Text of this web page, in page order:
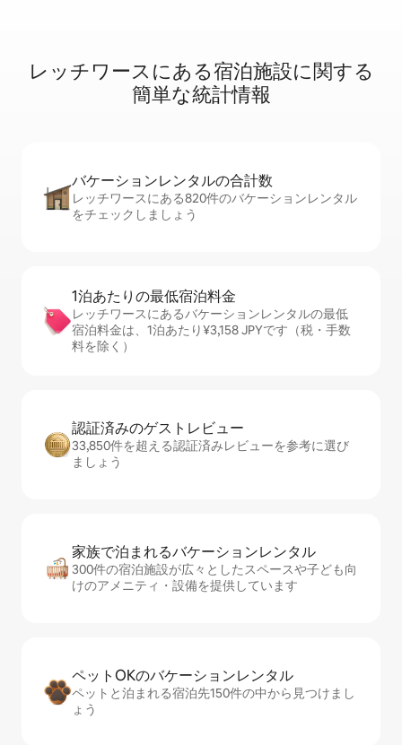
レッチワースに⁠あ⁠る宿⁠泊⁠施⁠設⁠に関⁠す⁠る
簡⁠単⁠な統⁠計⁠情⁠報
バケーションレ⁠ン⁠タ⁠ル⁠の合⁠計⁠数
レッチワースにある820件のバケーションレンタル
をチェックしましょう
1泊あたりの最⁠低⁠宿⁠泊⁠料⁠金
レッチワースにあるバケーションレンタルの最低
宿泊料金は、1泊あたり¥3,158 JPYです（税・手数
料を除く）
認証済みのゲ⁠ス⁠ト⁠レ⁠ビ⁠ュ⁠ー
33,850件を超える認証済みレビューを参考に選び
ましょう
家族で泊まれるバ⁠ケ⁠ー⁠シ⁠ョ⁠ンレ⁠ン⁠タ⁠ル
300件の宿泊施設が広々としたスペースや子ども向
けのアメニティ・設備を提供しています
ペットOKのバ⁠ケ⁠ー⁠シ⁠ョ⁠ンレ⁠ン⁠タ⁠ル
ペットと泊まれる宿泊先150件の中から見つけまし
ょう